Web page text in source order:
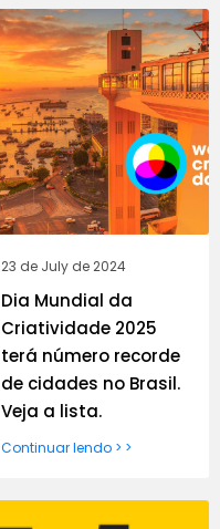
23 de July de 2024
Dia Mundial da
Criatividade 2025
terá número recorde
de cidades no Brasil.
Veja a lista.
Continuar lendo > >